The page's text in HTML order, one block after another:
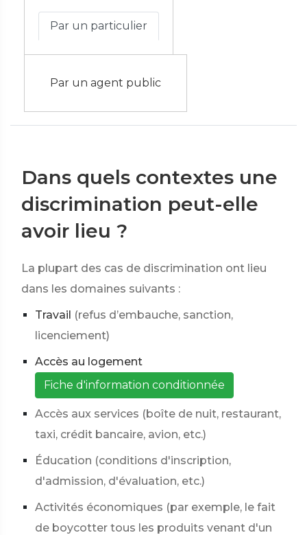
Par un particulier
Par un agent public
Dans quels contextes une
discrimination peut-elle
avoir lieu ?
La plupart des cas de discrimination ont lieu
dans les domaines suivants :
Travail (refus d’embauche, sanction,
licenciement)
Accès au logement
Fiche d'information conditionnée
Accès aux services (boîte de nuit, restaurant,
taxi, crédit bancaire, avion, etc.)
Éducation (conditions d'inscription,
d'admission, d'évaluation, etc.)
Activités économiques (par exemple, le fait
de boycotter tous les produits venant d'un